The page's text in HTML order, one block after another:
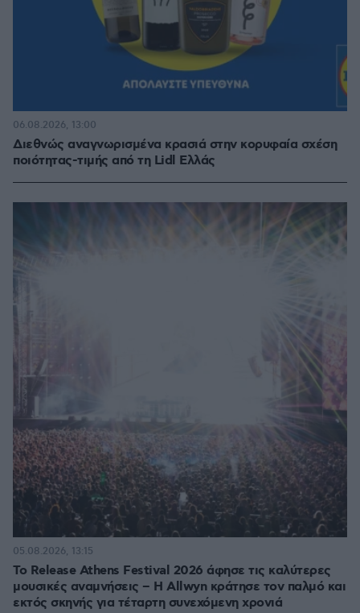
Διεθνώς αναγνωρισμένα κρασιά στην κορυφαία σχέση
ποιότητας-τιμής από τη Lidl Ελλάς
06.08.2026, 13:00
Το Release Athens Festival 2026 άφησε τις καλύτερες
μουσικές αναμνήσεις – Η Allwyn κράτησε τον παλμό και
εκτός σκηνής για τέταρτη συνεχόμενη χρονιά
05.08.2026, 13:15